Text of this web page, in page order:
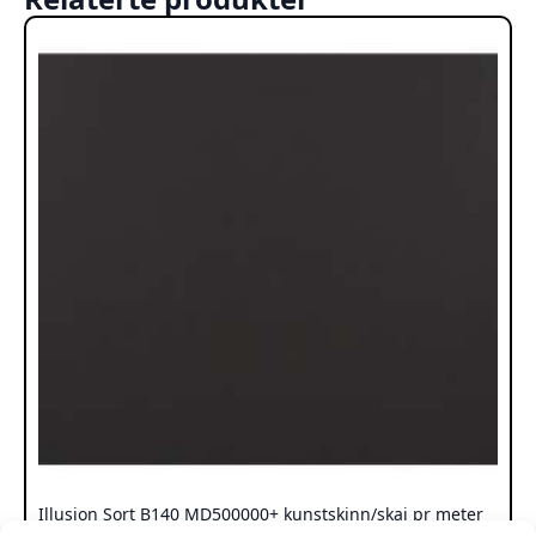
Illusjon Sort B140 MD500000+ kunstskinn/skai pr meter